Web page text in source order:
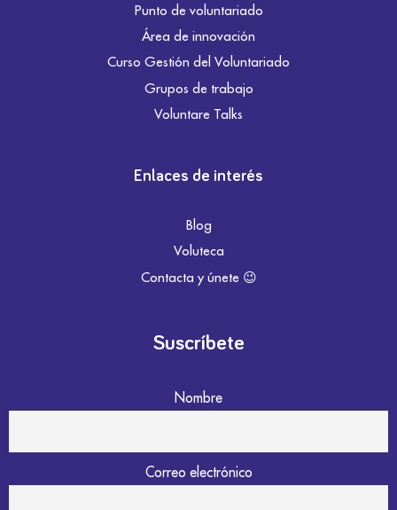
Punto de voluntariado
Área de innovación
Curso Gestión del Voluntariado
Grupos de trabajo
Voluntare Talks
Enlaces de interés
Blog
Voluteca
Contacta y únete 😉
Suscríbete
Nombre
Correo electrónico